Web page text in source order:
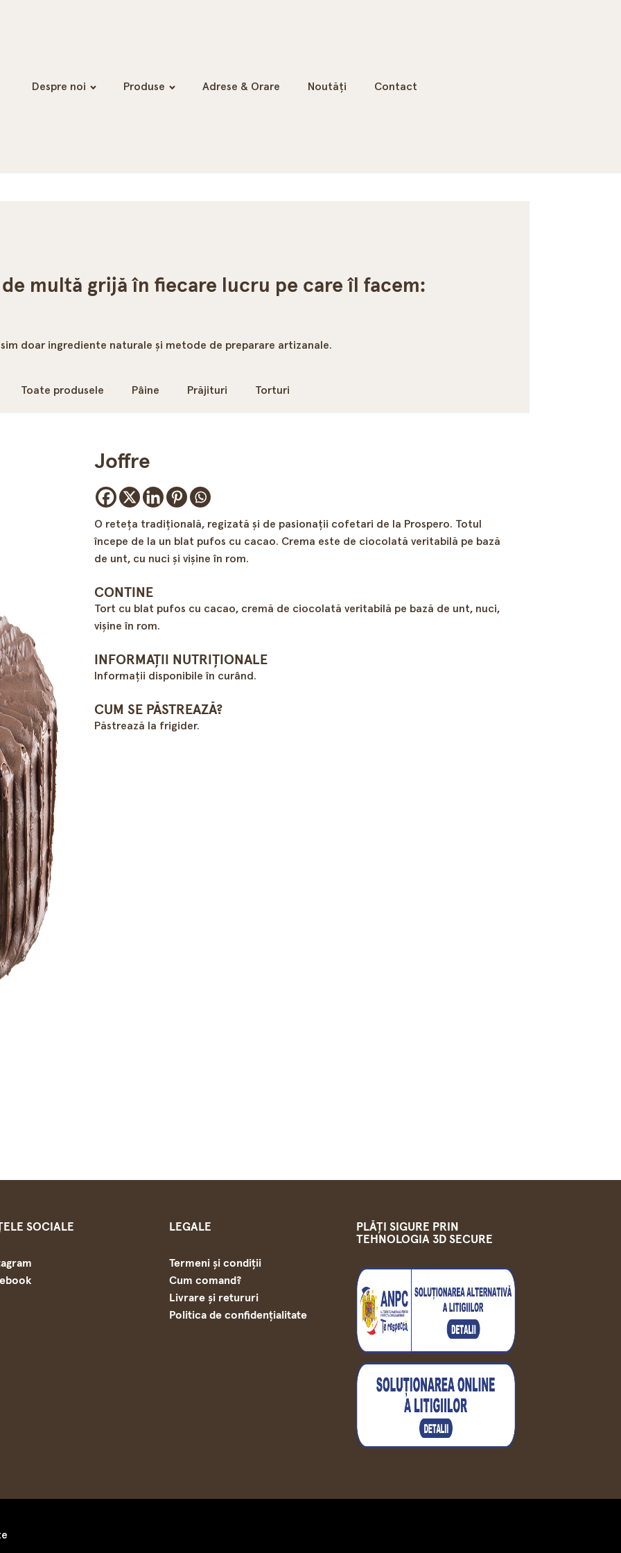
Despre noi Produse Adrese & Orare Noutăți Contact
multă grijă în fiecare lucru pe care îl facem:
doar ingrediente naturale și metode de preparare artizanale.
Toate produsele Pâine Prăjituri Torturi
Joffre
O reteţa tradiţională, regizată şi de pasionaţii cofetari de la Prospero. Totul
începe de la un blat pufos cu cacao. Crema este de ciocolată veritabilă pe bază
de unt, cu nuci şi vişine în rom.
CONTINE
Tort cu blat pufos cu cacao, cremă de ciocolată veritabilă pe bază de unt, nuci,
vişine în rom.
INFORMAȚII NUTRIȚIONALE
Informații disponibile în curând.
CUM SE PĂSTREAZĂ?
Păstrează la frigider.
SOCIALE LEGALE
Termeni și condiții
Cum comand?
Livrare și retururi
Politica de confidențialitate
PLĂȚI SIGURE PRIN
TEHNOLOGIA 3D SECURE